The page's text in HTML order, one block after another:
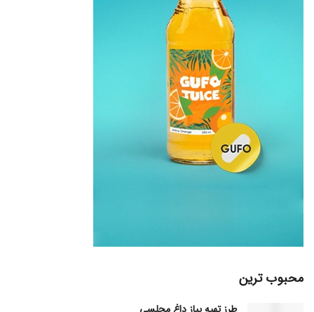
محبوب ترین
طرز تهیه پیاز داغ مجلسی